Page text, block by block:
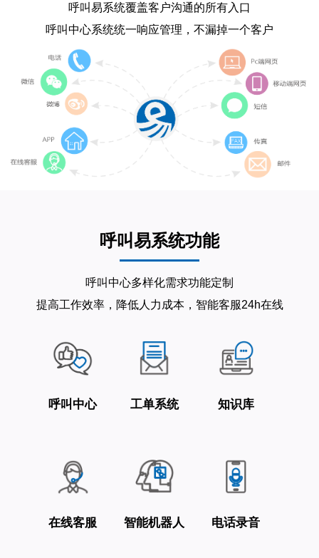
呼叫易系统覆盖客户沟通的所有入口
呼叫中心系统统一响应管理，不漏掉一个客户
呼叫易系统功能
呼叫中心多样化需求功能定制
提高工作效率，降低人力成本，智能客服24h在线
呼叫中心 工单系统 知识库
在线客服 智能机器人 电话录音